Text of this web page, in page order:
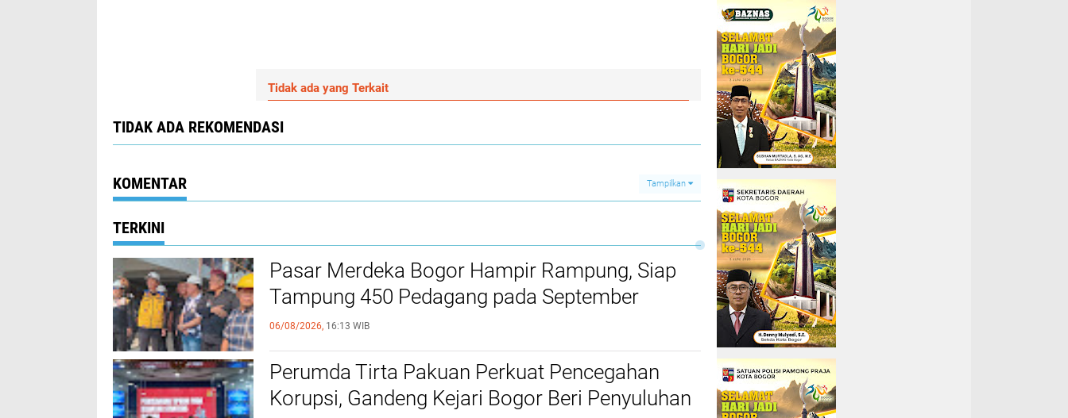
Tidak ada yang Terkait
TIDAK ADA REKOMENDASI
KOMENTAR Tampilkan
TERKINI
Pasar Merdeka Bogor Hampir Rampung, Siap
Tampung 450 Pedagang pada September
06/08/2026, 16:13 WIB
Perumda Tirta Pakuan Perkuat Pencegahan
Korupsi, Gandeng Kejari Bogor Beri Penyuluhan